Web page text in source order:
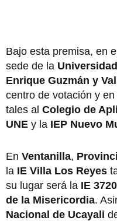
Bajo esta premisa, en
sede de la
Enrique Guzmán y
centro de votación y
tales al Colegio de
UNE y la IEP Nuevo
En Ventanilla,
la IE Villa Los Reyes
su lugar será la IE
de la Misericordia.
Nacional de Ucayali